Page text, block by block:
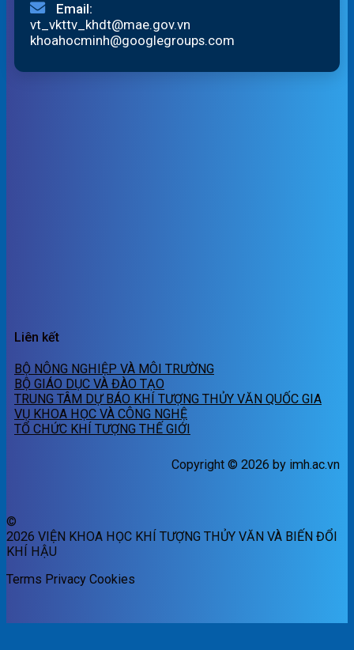
Email:
vt_vkttv_khdt@mae.gov.vn
khoahocminh@googlegroups.com
Liên kết
BỘ NÔNG NGHIỆP VÀ MÔI TRƯỜNG
BỘ GIÁO DỤC VÀ ĐÀO TẠO
TRUNG TÂM DỰ BÁO KHÍ TƯỢNG THỦY VĂN QUỐC GIA
VỤ KHOA HỌC VÀ CÔNG NGHỆ
TỔ CHỨC KHÍ TƯỢNG THẾ GIỚI
Copyright © 2026 by imh.ac.vn
©
2026 VIỆN KHOA HỌC KHÍ TƯỢNG THỦY VĂN VÀ BIẾN ĐỔI
KHÍ HẬU
Terms Privacy Cookies